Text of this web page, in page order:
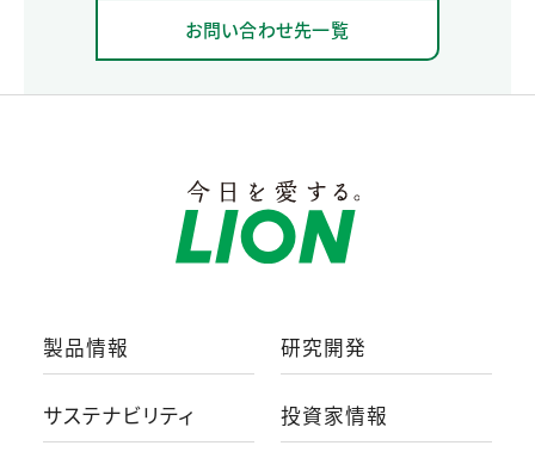
お問い合わせ先一覧
製品情報 研究開発
サステナビリティ 投資家情報